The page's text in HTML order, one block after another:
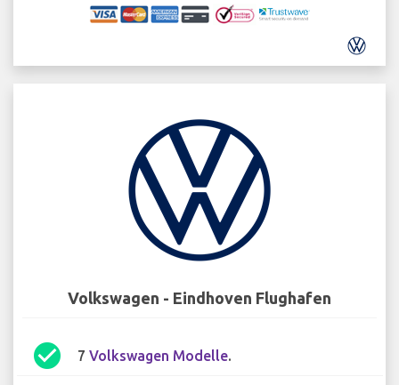
Volkswagen - Eindhoven Flughafen
check_circle 7 Volkswagen Modelle.